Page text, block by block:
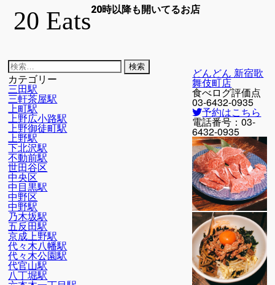
20 Eats20時以降も開いてるお店
検
索:
カテゴリー
三田駅
三軒茶屋駅
上町駅
上野広小路駅
上野御徒町駅
上野駅
下北沢駅
不動前駅
世田谷区
中央区
中目黒駅
中野区
中野駅
乃木坂駅
五反田駅
京成上野駅
代々木八幡駅
代々木公園駅
代官山駅
八丁堀駅
どんどん 新宿歌
舞伎町店
食べログ評価点
03-6432-0935
予約はこちら
電話番号：03-
6432-0935